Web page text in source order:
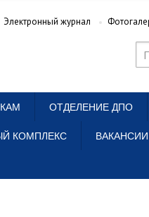
Электронный журнал
ОТДЕЛЕНИЕ ДПО
КОМПЛЕКС